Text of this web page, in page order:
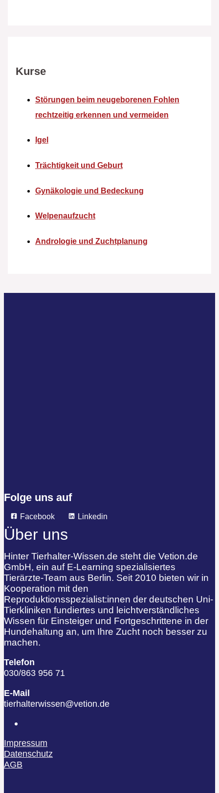
Kurse
Störungen beim neugeborenen Fohlen
rechtzeitig erkennen und vermeiden
Igel
Trächtigkeit und Geburt
Gynäkologie und Bedeckung
Welpenaufzucht
Andrologie und Zuchtplanung
Folge uns auf
Facebook Linkedin
Über uns
Hinter Tierhalter-Wissen.de steht die Vetion.de
GmbH, ein auf E-Learning spezialisiertes
Tierärzte-Team aus Berlin. Seit 2010 bieten wir in
Kooperation mit den
Reproduktionsspezialist:innen der deutschen Uni-
Tierkliniken fundiertes und leichtverständliches
Wissen für Einsteiger und Fortgeschrittene in der
Hundehaltung an, um Ihre Zucht noch besser zu
machen.
Telefon
030/863 956 71
E-Mail
tierhalterwissen@vetion.de
Impressum
Datenschutz
AGB